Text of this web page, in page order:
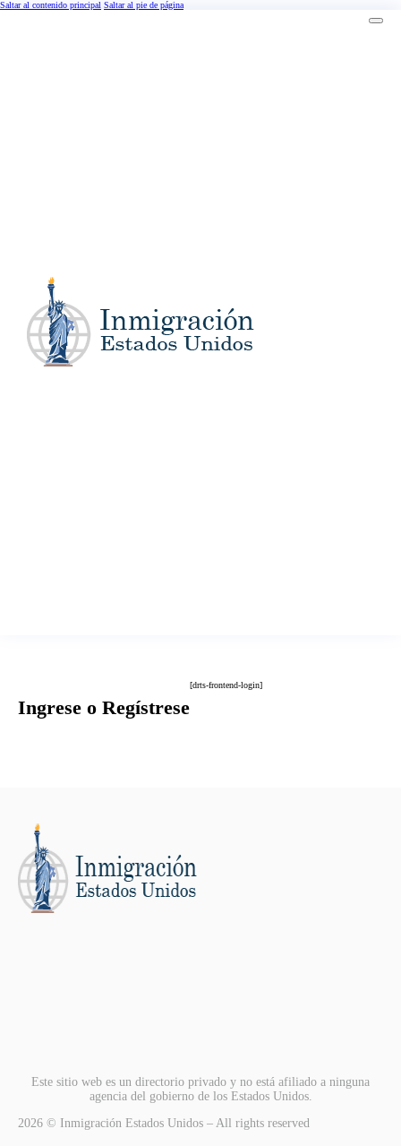
Saltar al contenido principal Saltar al pie de página
Ingrese o Regístrese
[drts-frontend-login]
Este sitio web es un directorio privado y no está afiliado a ninguna
agencia del gobierno de los Estados Unidos.
2026 © Inmigración Estados Unidos – All rights reserved